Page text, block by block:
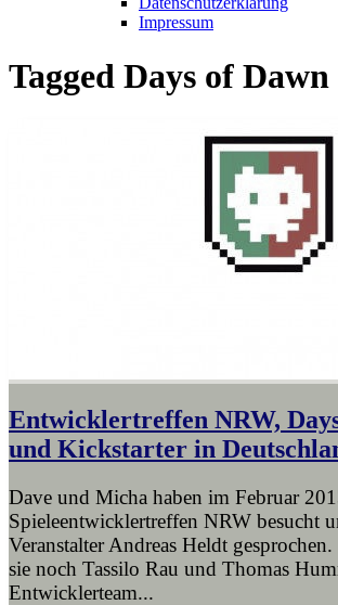
Impressum
Tagged Days of Dawn
Entwicklertreffen NRW,
und Kickstarter in
Dave und Micha haben im Februar
Spieleentwicklertreffen NRW besucht
Veranstalter Andreas Heldt
sie noch Tassilo Rau und Thomas
Entwicklerteam...